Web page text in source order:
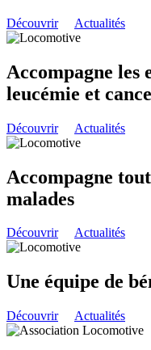
Découvrir Actualités
Accompagne les
leucémie et
Découvrir Actualités
Accompagne
malades
Découvrir Actualités
Une équipe de
Découvrir Actualités